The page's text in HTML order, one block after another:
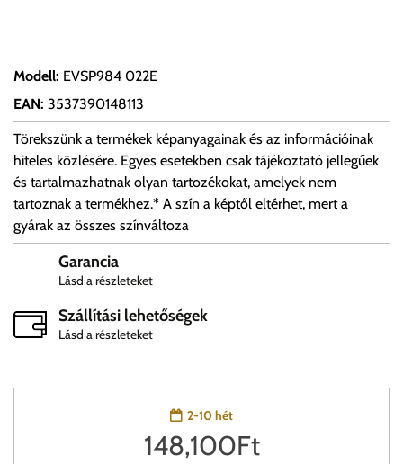
Modell: EVSP984 022E
EAN: 3537390148113
Törekszünk a termékek képanyagainak és az információinak
hiteles közlésére. Egyes esetekben csak tájékoztató jellegűek
és tartalmazhatnak olyan tartozékokat, amelyek nem
tartoznak a termékhez.* A szín a képtől eltérhet, mert a
gyárak az összes színváltoza
Garancia
Lásd a részleteket
Szállítási lehetőségek
Lásd a részleteket
2-10 hét
148,100Ft